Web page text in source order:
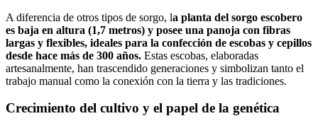
A diferencia de otros tipos de sorgo, la planta del sorgo escobero
es baja en altura (1,7 metros) y posee una panoja con fibras
largas y flexibles, ideales para la confección de escobas y cepillos
desde hace más de 300 años. Estas escobas, elaboradas
artesanalmente, han trascendido generaciones y simbolizan tanto el
trabajo manual como la conexión con la tierra y las tradiciones.
Crecimiento del cultivo y el papel de la genética